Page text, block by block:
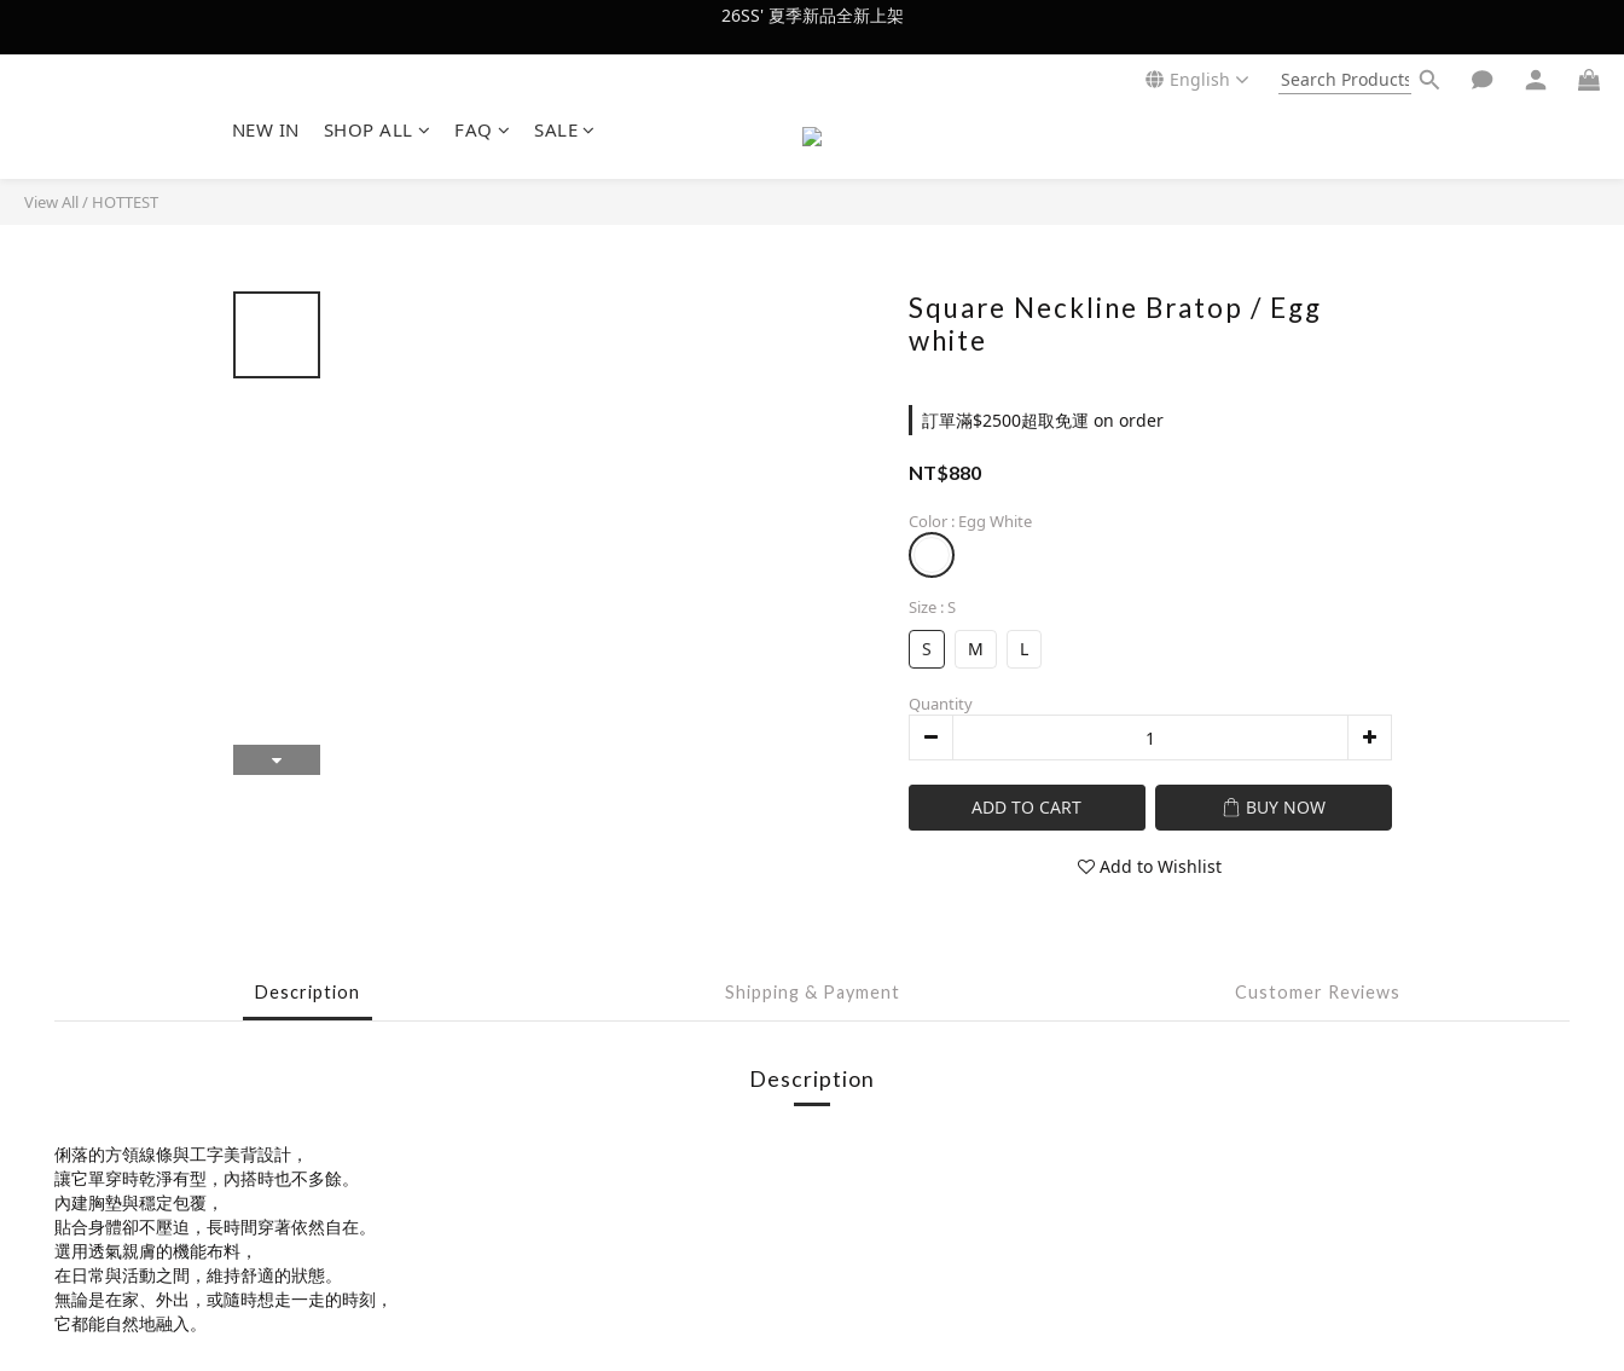
會員訂單滿$2500超取免運
English
NEW IN SHOP ALL FAQ SALE
View All/ HOTTEST
Square Neckline Bratop / Egg
white
訂單滿$2500超取免運 on order
NT$880
Color : Egg White
Size : S
S M L
Quantity
ADD TO CART BUY NOW
Add to Wishlist
Description Shipping & Payment Customer Reviews
Description
俐落的方領線條與工字美背設計，
讓它單穿時乾淨有型，內搭時也不多餘。
內建胸墊與穩定包覆，
貼合身體卻不壓迫，長時間穿著依然自在。
選用透氣親膚的機能布料，
在日常與活動之間，維持舒適的狀態。
無論是在家、外出，或隨時想走一走的時刻，
它都能自然地融入。